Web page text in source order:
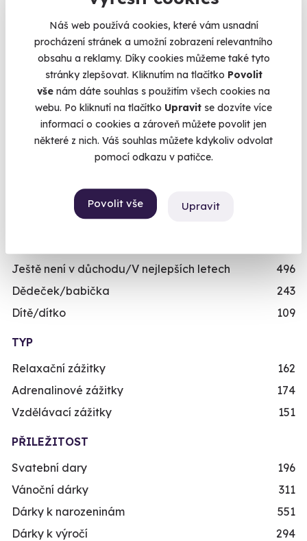
Náš web používá cookies, které vám usnadní
procházení stránek a umožní zobrazení relevantního
obsahu a reklamy. Díky cookies můžeme také tyto
stránky zlepšovat. Kliknutím na tlačítko Povolit
vše nám dáte souhlas s použitím všech cookies na
webu. Po kliknutí na tlačítko Upravit se dozvíte více
informací o cookies a zároveň můžete povolit jen
některé z nich. Váš souhlas můžete kdykoliv odvolat
pomocí odkazu v patičce.
Povolit vše Upravit
termínů
Termíny pro zvolenou variantu:
Chcete rezervovat termín?
Objednat poukaz
rezervujte vy nebo obdarovaný později.
Již mám poukaz
Dárky pro ženy
Dárky pro dva
Skupinové zážitky
Zážitky pro handicapované
Nejprodávanější dárky pro muže
Zážitky pro děti
Mladý muž/mladá žena
Ještě není v důchodu/V nejlepších letech
496
Dědeček/babička
243
Dítě/dítko
109
TYP
Relaxační zážitky
162
Adrenalinové zážitky
174
Vzdělávací zážitky
151
PŘILEŽITOST
Svatební dary
196
Vánoční dárky
311
Dárky k narozeninám
551
Dárky k výročí
294